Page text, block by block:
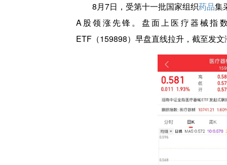
8月7日，受第十一批国家组织药品集
A股领涨先锋。盘面上医疗器械指
ETF（159898）早盘直线拉升，截至发